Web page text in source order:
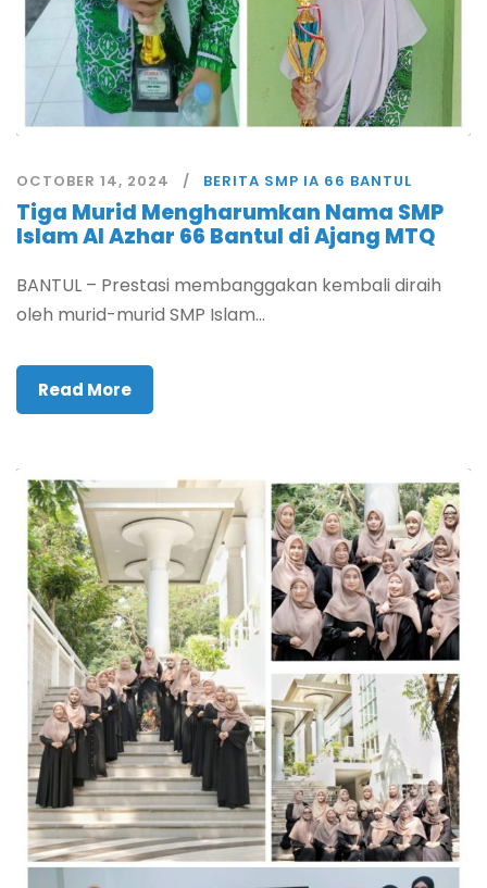
OCTOBER 14, 2024 BERITA SMP IA 66 BANTUL
Tiga Murid Mengharumkan Nama SMP
Islam Al Azhar 66 Bantul di Ajang MTQ
BANTUL – Prestasi membanggakan kembali diraih
oleh murid-murid SMP Islam...
Read More